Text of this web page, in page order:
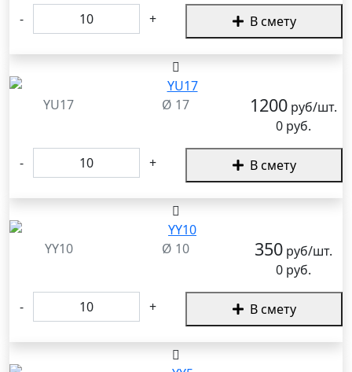
- + В смету
YU17 Ø 17 1200руб/шт.
0 руб.
- + В смету
YY10 Ø 10 350руб/шт.
0 руб.
- + В смету